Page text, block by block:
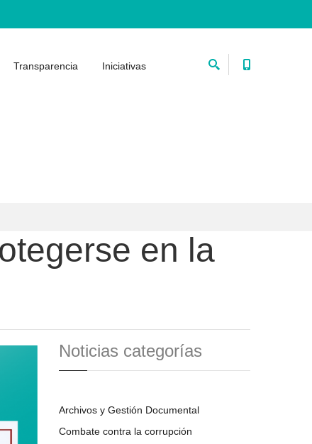
Transparencia Iniciativas
en la
Noticias categorías
Archivos y Gestión Documental
Combate contra la corrupción